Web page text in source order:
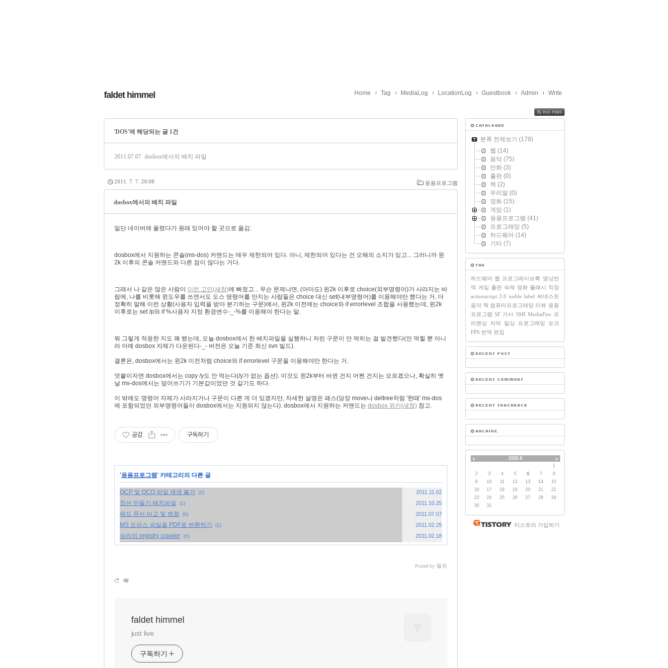
faldet himmel Home Tag MediaLog LocationLog Guestbook Admin Write
'DOS'에 해당되는 글 1건
2011.07.07 dosbox에서의 배치 파일
응용프로그램
2011. 7. 7. 20:08
dosbox에서의 배치 파일
일단 네이버에 올렸다가 원래 있어야 할 곳으로 옮김:
dosbox에서 지원하는 콘솔(ms-dos) 커맨드는 매우 제한되어 있다. 아니, 제한되어 있다는 건 오해의 소지가 있고... 그러니까 윈
2k 이후의 콘솔 커맨드와 다른 점이 많다는 거다.
그래서 나 같은 많은 사람이 이런 고민(새창)에 빠졌고... 무슨 문제냐면, (아마도) 윈2k 이후로 choice(외부명령어)가 사라지는 바
람에, 나를 비롯해 윈도우를 쓰면서도 도스 명령어를 만지는 사람들은 choice 대신 set(내부명령어)를 이용해야만 했다는 거. 더
정확히 말해 이런 상황(사용자 입력을 받아 분기하는 구문)에서, 윈2k 이전에는 choice와 if errorlevel 조합을 사용했는데, 윈2k
이후로는 set /p와 if %사용자 지정 환경변수-_-%를 이용해야 한다는 말.
뭐 그렇게 적응한 지도 꽤 됐는데, 오늘 dosbox에서 한 배치파일을 실행하니 저런 구문이 안 먹히는 걸 발견했다(안 먹힐 뿐 아니
라 아예 dosbox 자체가 다운된다-_- 버전은 오늘 기준 최신 svn 빌드).
결론은, dosbox에서는 윈2k 이전처럼 choice와 if errorlevel 구문을 이용해야만 한다는 거.
덧붙이자면 dosbox에서는 copy /y도 안 먹는다(/y가 없는 옵션). 이것도 윈2k부터 바뀐 건지 어쩐 건지는 모르겠으나, 확실히 옛
날 ms-dos에서는 덮어쓰기가 기본값이었던 것 같기도 하다.
이 밖에도 명령어 자체가 사라지거나 구문이 다른 게 더 있겠지만, 자세한 설명은 패스(당장 move나 deltree처럼 '한때' ms-dos
에 포함되었던 외부명령어들이 dosbox에서는 지원되지 않는다). dosbox에서 지원하는 커맨드는 dosbox 위키(새창)참고.
공감 구독하기
'응용프로그램' 카테고리의 다른 글
QCP 및 QCQ 파일 재생 불가 (2) 2011.11.02
정션 만들기 배치파일 (1) 2011.10.25
워드 문서 비교 및 병합 (0) 2011.07.07
MS 오피스 파일을 PDF로 변환하기 (1) 2011.02.25
승리의 registry crawler (0) 2011.02.18
Posted by필유
faldet himmel
just live
구독하기
FEED
분류 전체보기 (178)
웹 (14)
음악(75)
만화(3)
출판(0)
책 (2)
우리말(0)
영화(15)
게임 (1)
응용프로그램 (41)
프로그래밍 (5)
하드웨어 (14)
기타(7)
하드웨어 웹 프로그레시브록 영상번
역 게임 출판 숙제 영화 플래시 직장
actionscript 3.0 noble label 씨네스트
음악 책 컴퓨터프로그래밍 리뷰 응용
프로그램 SF 가사 SMI MediaFire 프
리랜싱
자막 일상 프로그래밍
포크
FPS 번역 편집
2026.8
1
2
3 4 5 6 7
8
9
10 11 12 13 14
15
16
17 18 19 20 21
22
23
24 25 26 27 28
29
30
31
티스토리 가입하기